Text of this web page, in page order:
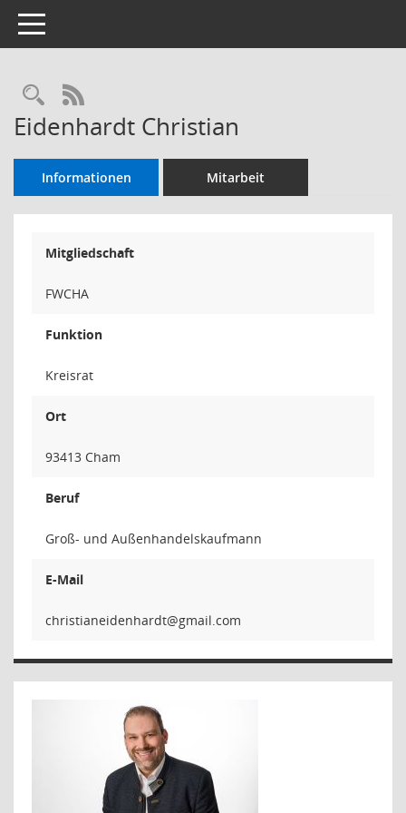
Toggle navigation
Rechercheauswahl
RSS-Feed
Eidenhardt Christian
Informationen Mitarbeit
Mitgliedschaft
FWCHA
Funktion
Kreisrat
Ort
93413 Cham
Beruf
Groß- und Außenhandelskaufmann
E-Mail
tdrahnedi